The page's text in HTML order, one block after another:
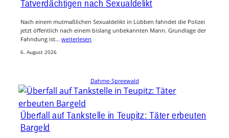
Tatverdächtigen nach Sexualdelikt
Nach einem mutmaßlichen Sexualdelikt in Lübben fahndet die Polizei
jetzt öffentlich nach einem bislang unbekannten Mann. Grundlage der
Fahndung ist… weiterlesen
6. August 2026
Dahme-Spreewald
Überfall auf Tankstelle in Teupitz: Täter erbeuten
Bargeld